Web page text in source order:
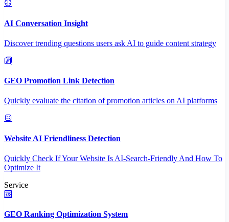
AI Conversation Insight
Discover trending questions users ask AI to guide content strategy
GEO Promotion Link Detection
Quickly evaluate the citation of promotion articles on AI platforms
Website AI Friendliness Detection
Quickly Check If Your Website Is AI-Search-Friendly And How To
Optimize It
Service
GEO Ranking Optimization System